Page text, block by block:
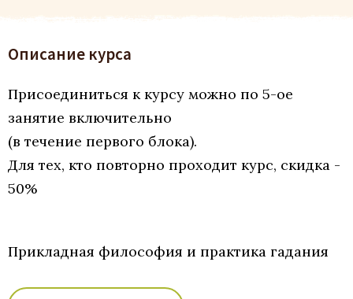
Описание курса
Присоединиться к курсу можно по 5-ое
занятие включительно
(в течение первого блока).
Для тех, кто повторно проходит курс, скидка -
50%
Прикладная философия и практика гадания